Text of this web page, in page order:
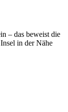
– das beweist die
in der Nähe